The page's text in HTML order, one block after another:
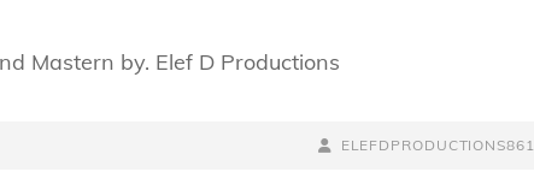
Mastern by. Elef D Productions
BY
BYLINE
ELEFDPRODUCTIONS861